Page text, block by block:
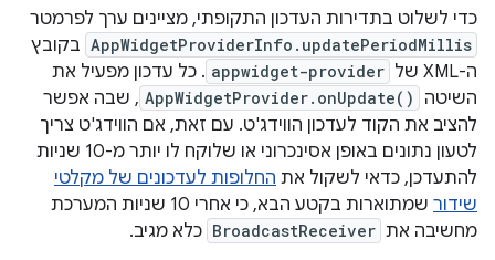
כדי לשלוט בתדירות העדכון התקופתי, מציינים ערך לפרמטר
AppWidgetProviderInfo.updatePeriodMillis בקובץ
ה-XML של
appwidget-provider . כל עדכון מפעיל את
השיטה
AppWidgetProvider.onUpdate() , שבה אפשר
להציב את הקוד לעדכון הווידג'ט. עם זאת, אם הווידג'ט צריך
לטעון נתונים באופן אסינכרוני או שלוקח לו יותר מ-10 שניות
להתעדכן, כדאי לשקול את החלופות לעדכונים של מקלטי
שידור
שמתוארות בקטע הבא, כי אחרי 10 שניות המערכת
מחשיבה את BroadcastReceiver כלא מגיב.